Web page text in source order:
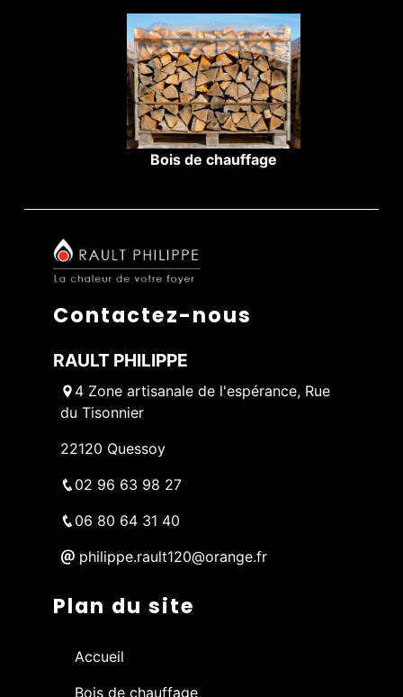
Bois de chauffage
Contactez-nous
RAULT PHILIPPE
4 Zone artisanale de l'espérance, Rue
du Tisonnier
22120 Quessoy
02 96 63 98 27
06 80 64 31 40
philippe.rault120@orange.fr
Plan du site
Accueil
Bois de chauffage